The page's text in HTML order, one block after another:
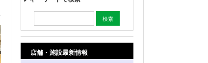
店舗・施設最新情報